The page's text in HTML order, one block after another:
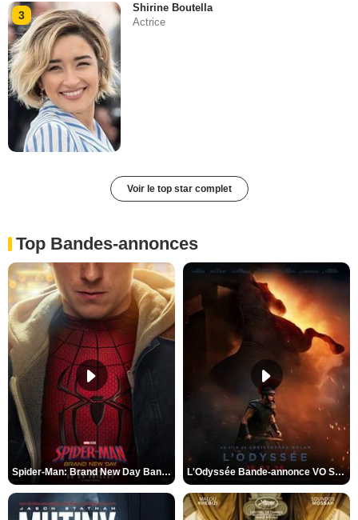
3
Shirine Boutella
Actrice
Voir le top star complet
Top Bandes-annonces
Spider-Man: Brand New Day Bande-annonce VO STFR L'Odyssée Bande-annonce VO STFR